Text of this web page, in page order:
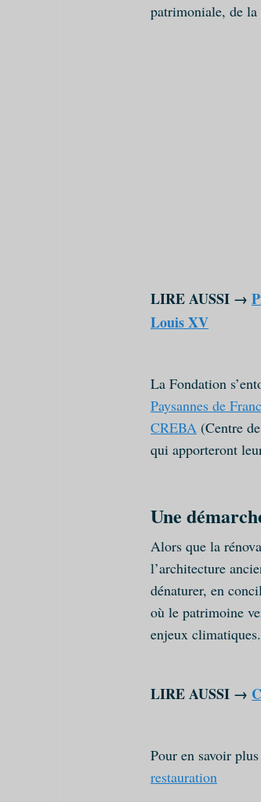
patrimoniale, de la
LIRE AUSSI →
Louis XV
La Fondation
Paysannes de
CREBA (Centre
qui apporteront
Une
Alors que la
l’architecture
dénaturer, en
où le patrimoine
enjeux climatiques.
LIRE AUSSI →
Pour en savoir
restauration